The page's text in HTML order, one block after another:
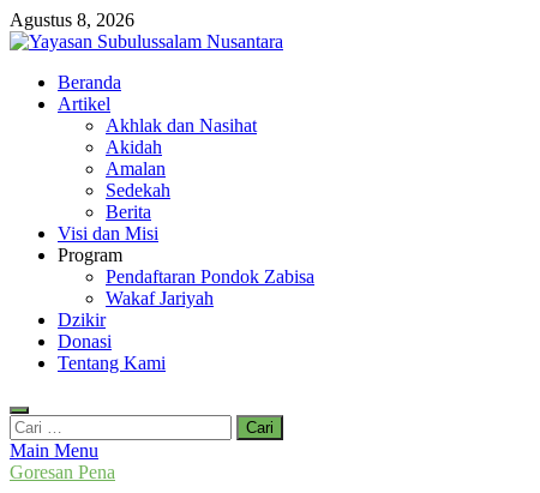
Skip
to
Agustus 8, 2026
Yayasan Subulussalam Nusantara
Yayasan Subulussalam Nusantara – Rumah Tahfidz Zabisa (Zaid
Beranda
Artikel
Akhlak dan Nasihat
Akidah
Amalan
Sedekah
Berita
Visi dan Misi
Program
Pendaftaran Pondok Zabisa
Wakaf Jariyah
Dzikir
Donasi
Tentang Kami
Cari
untuk:
Main Menu
Goresan Pena